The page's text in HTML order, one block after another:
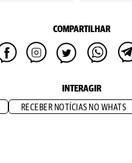
COMPARTILHAR
INTERAGIR
RECEBER NOTÍCIAS NO WHATS